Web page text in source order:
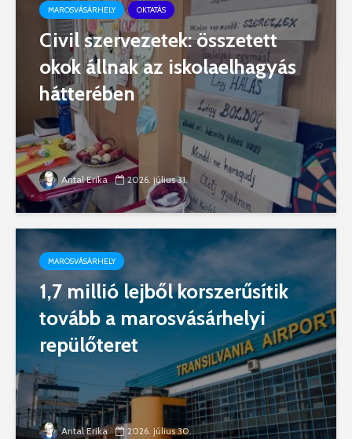
MAROSVÁSÁRHELY OKTATÁS
Civil szervezetek: összetett
okok állnak az iskolaelhagyás
hátterében
Antal Erika 2026. július 31.
MAROSVÁSÁRHELY
1,7 millió lejből korszerűsítik
tovább a marosvásárhelyi
repülőteret
Antal Erika 2026. július 30.